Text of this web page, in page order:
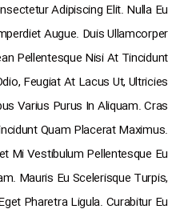
Adipiscing Elit. Nulla Eu
Augue. Duis Ullamcorper
Pellentesque Nisi At Tincidunt
Feugiat At Lacus Ut, Ultricies
Varius Purus In Aliquam. Cras
Quam Placerat Maximus.
Mi Vestibulum Pellentesque Eu
Mauris Eu Scelerisque Turpis,
Pharetra Ligula. Curabitur Eu